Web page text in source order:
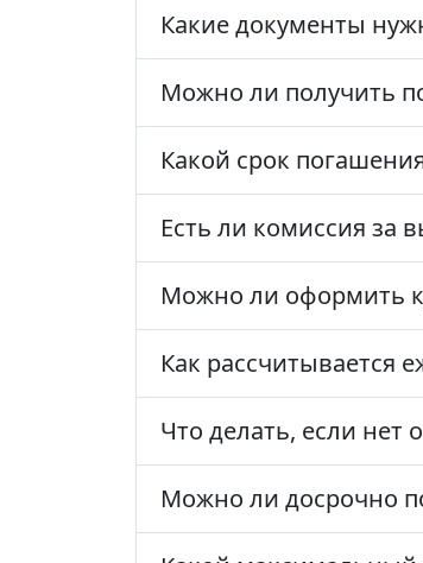
Какие документы
Можно ли получить
Какой срок
Есть ли комиссия за
Можно ли оформить
Как рассчитывается
Что делать, если нет
Можно ли досрочно